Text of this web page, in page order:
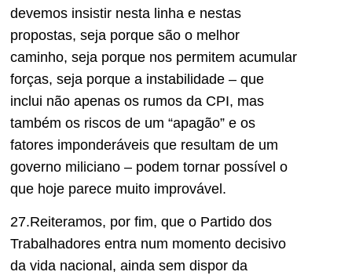
devemos insistir nesta linha e nestas
propostas, seja porque são o melhor
caminho, seja porque nos permitem acumular
forças, seja porque a instabilidade – que
inclui não apenas os rumos da CPI, mas
também os riscos de um “apagão” e os
fatores imponderáveis que resultam de um
governo miliciano – podem tornar possível o
que hoje parece muito improvável.
27.Reiteramos, por fim, que o Partido dos
Trabalhadores entra num momento decisivo
da vida nacional, ainda sem dispor da